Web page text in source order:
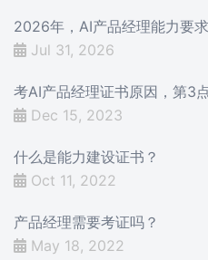
2026年，AI产品经理能力要
Jul 31, 2026
考AI产品经理证书原因，第3
Dec 15, 2023
什么是能力建设证书？
Oct 11, 2022
产品经理需要考证吗？
May 18, 2022